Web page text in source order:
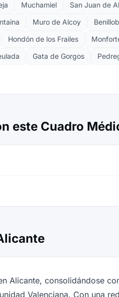
Muchamiel San Juan de
Muro de Alcoy
Hondón de los Frailes
Gata de Gorgos
este Cuadro
Alicante, consolidándose
Valenciana. Con una